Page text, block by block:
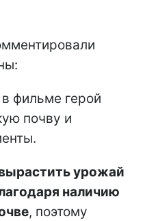
фильме герой
почву и
урожай
наличию
, поэтому